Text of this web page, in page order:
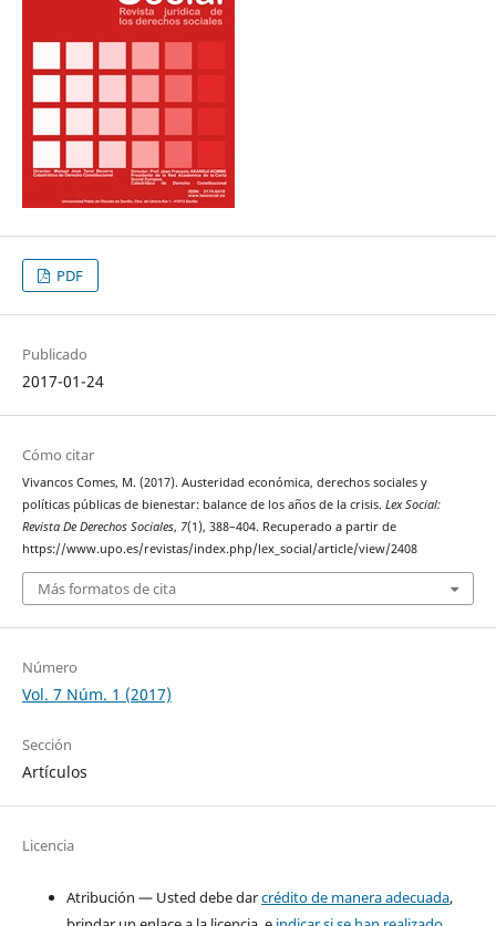
PDF
Publicado
2017-01-24
Cómo citar
Vivancos Comes, M. (2017). Austeridad económica, derechos sociales y
políticas públicas de bienestar: balance de los años de la crisis. Lex Social:
Revista De Derechos Sociales, 7(1), 388–404. Recuperado a partir de
https://www.upo.es/revistas/index.php/lex_social/article/view/2408
Más formatos de cita
Número
Vol. 7 Núm. 1 (2017)
Sección
Artículos
Licencia
Atribución — Usted debe darcrédito de manera adecuada,